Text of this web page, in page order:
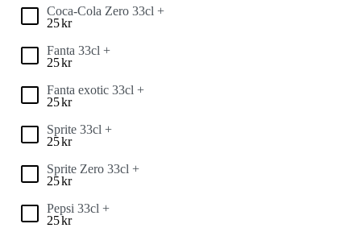
Coca-Cola Zero 33cl +
25kr
Fanta 33cl +
25kr
Fanta exotic 33cl +
25kr
Sprite 33cl +
25kr
Sprite Zero 33cl +
25kr
Pepsi 33cl +
25kr